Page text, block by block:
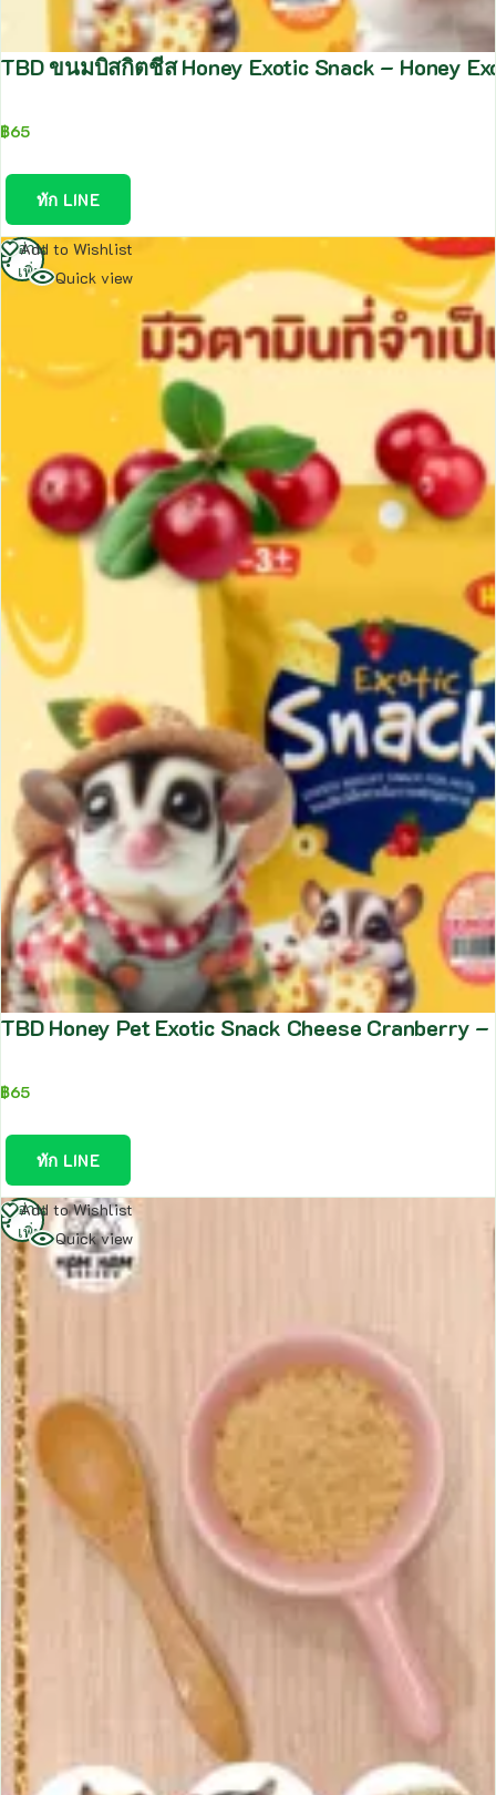
TBD ขนมบิสกิตชีส Honey Exotic Snack – Honey
฿65
ทัก LINE
Add to Wishlist
Quick view
TBD Honey Pet Exotic Snack Cheese
฿65
ทัก LINE
อ่าน
เพิ่ม
Add to Wishlist
Quick view
อ่าน
เพิ่ม